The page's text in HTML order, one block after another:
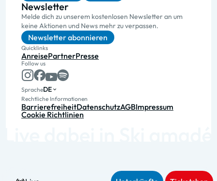
Newsletter
Melde dich zu unserem kostenlosen Newsletter an um
keine Aktionen und News mehr zu verpassen.
Newsletter abonnieren
Quicklinks
AnreisePartnerPresse
Follow us
SpracheDE
Rechtliche Informationen
BarrierefreiheitDatenschutzAGBImpressum
Cookie Richtlinien